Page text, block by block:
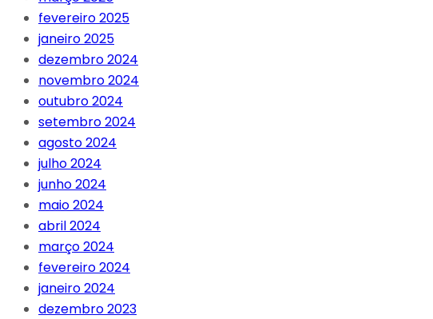
fevereiro 2025
janeiro 2025
dezembro 2024
novembro 2024
outubro 2024
setembro 2024
agosto 2024
julho 2024
junho 2024
maio 2024
abril 2024
março 2024
fevereiro 2024
janeiro 2024
dezembro 2023